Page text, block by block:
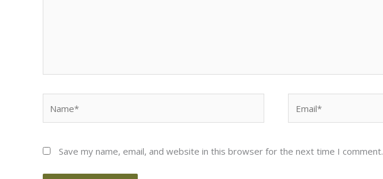
Save my name, email, and website in this browser for the next time I comment.